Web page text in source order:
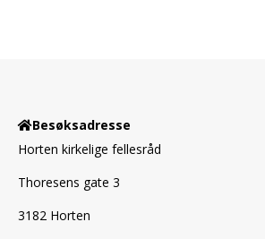
Besøksadresse
Horten kirkelige fellesråd
Thoresens gate 3
3182 Horten